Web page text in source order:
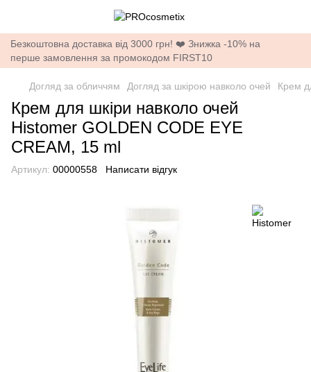
Безкоштовна доставка від 3000 грн! ❤️ Знижка -10% на
перше замовлення за промокодом FIRST10
Догляд за обличчям Догляд за шкірою навколо очей Крем
Крем для шкіри навколо очей
Histomer GOLDEN CODE EYE
CREAM, 15 ml
Артикул: 00000558 Написати відгук